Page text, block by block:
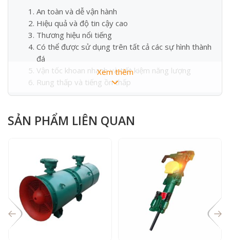
An toàn và dễ vận hành
Hiệu quả và độ tin cậy cao
Thương hiệu nổi tiếng
Có thể được sử dụng trên tất cả các sự hình thành
đá
Vận tốc khoan nhanh và tiết kiệm năng lượng
Rung thấp và tiếng ồn thấp
Khoan ướt và dễ dàng làm sạch lỗ khí / nước
Đặc tính của sản phẩm :
Loại búa hơi này thường dùng đục đá cứng. Ngay cả
khi đục đá cứng, G20 vẫn hoạt động mạnh mẽ, bền
bỉ. Hiệu suất làm việc lớn, phụ kiện bền chắc, vòng đời
thay thế dài. Hạn chế tổn thất cho khách hàng khi
thay thế phụ tùng hỏng hóc
Phần cơ khí được bố trí theo kiểu nhóm tổ hợp. Dễ
dàng khởi động. Khi van khí mở, van nước mở, van khí
đóng và van nước đủ sẽ đóng. Như vậy rất tiện để
Xem thêm
SẢN PHẨM LIÊN QUAN